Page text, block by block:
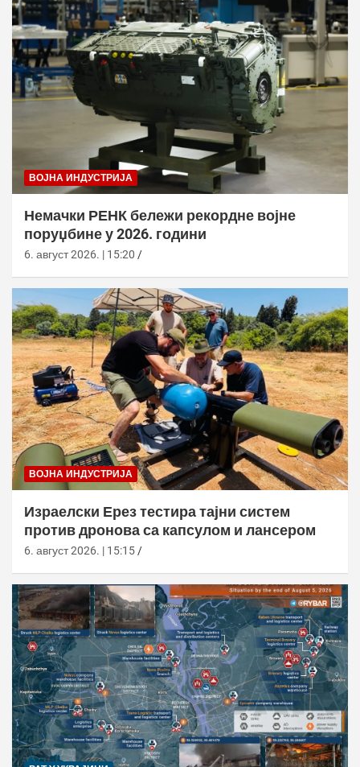
ВОЈНА ИНДУСТРИЈА
Немачки РЕНК бележи рекордне војне
поруџбине у 2026. години
6. август 2026. | 15:20
ВОЈНА ИНДУСТРИЈА
Израелски Ерез тестира тајни систем
против дронова са капсулом и лансером
6. август 2026. | 15:15